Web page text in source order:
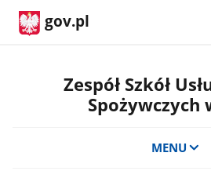
gov.pl
Zespół Szkół
Spożywczych
MENU